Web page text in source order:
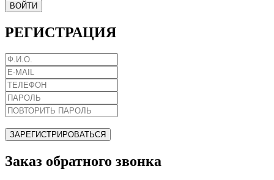
ВОЙТИ
РЕГИСТРАЦИЯ
ЗАРЕГИСТРИРОВАТЬСЯ
Заказ обратного звонка